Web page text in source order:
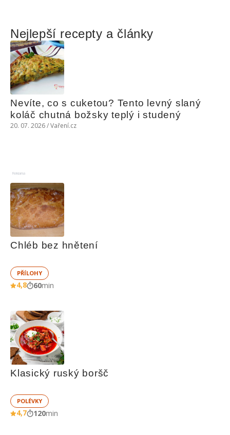
Nejlepší recepty a články
Nevíte, co s cuketou? Tento levný slaný
koláč chutná božsky teplý i studený
20. 07. 2026 / Vaření.cz
Reklama
Chléb bez hnětení
PŘÍLOHY
4,8 60min
Klasický ruský boršč
POLÉVKY
4,7 120min